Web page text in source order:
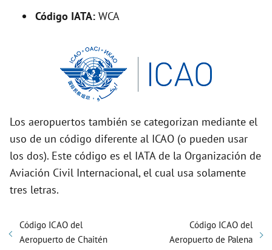
Código IATA: WCA
Los aeropuertos también se categorizan mediante el
uso de un código diferente al ICAO (o pueden usar
los dos). Este código es el IATA de la Organización de
Aviación Civil Internacional, el cual usa solamente
tres letras.
Código ICAO del
Aeropuerto de Chaitén
Código ICAO del
Aeropuerto de Palena